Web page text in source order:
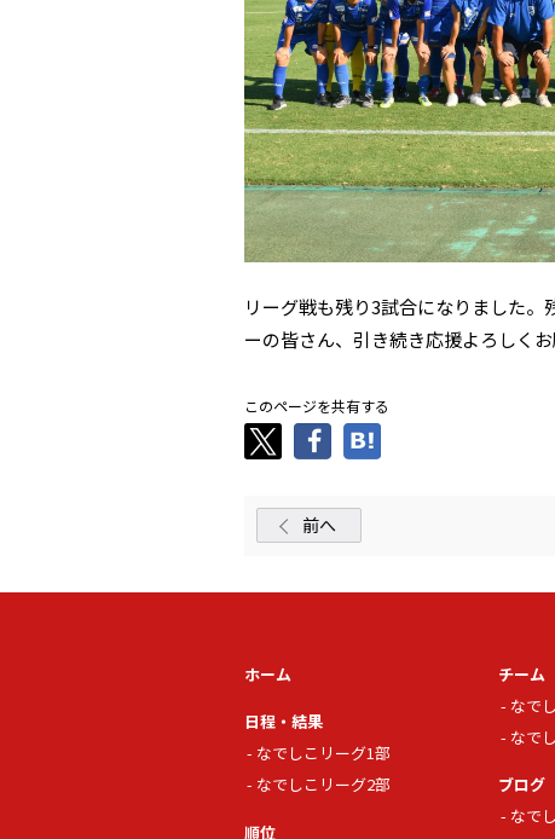
リーグ戦も残り3試合になりました
ーの皆さん、引き続き応援よろしく
このページを共有する
前へ
ホーム
日程・結果
なでしこリーグ1部
なでしこリーグ2部
順位
チーム
なで
なで
ブログ
なで